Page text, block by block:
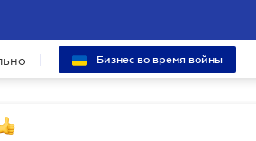
Бизнес во время войны